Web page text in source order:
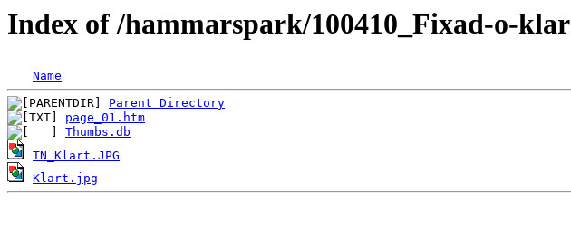
Index of /hammarspark/100410_Fixad-o-klar
Name
Parent Directory
page_01.htm
Thumbs.db
TN_Klart.JPG
Klart.jpg